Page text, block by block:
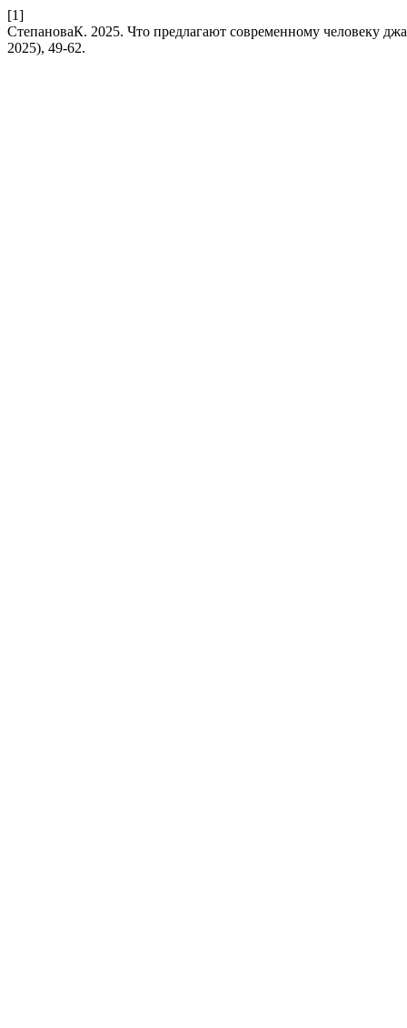
[1]
СтепановаК. 2025. Что предлагают современному человеку
2025), 49-62.